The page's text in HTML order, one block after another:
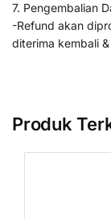
7. Pengembalian
-Refund akan
diterima kembali
Produk